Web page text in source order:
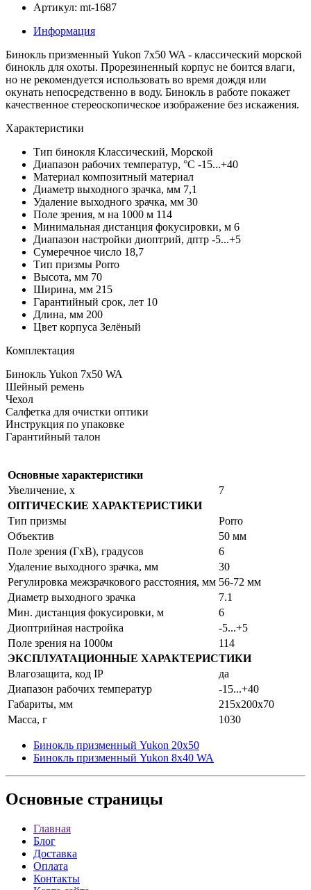
Артикул: mt-1687
Информация
Бинокль призменный Yukon 7x50 WA - классический морской
бинокль для охоты. Прорезиненный корпус не боится влаги,
но не рекомендуется использовать во время дождя или
окунать непосредственно в воду. Бинокль в работе покажет
качественное стереоскопическое изображение без искажения.
Характеристики
Тип бинокля Классический, Морской
Диапазон рабочих температур, °C -15...+40
Материал композитный материал
Диаметр выходного зрачка, мм 7,1
Удаление выходного зрачка, мм 30
Поле зрения, м на 1000 м 114
Минимальная дистанция фокусировки, м 6
Диапазон настройки диоптрий, дптр -5...+5
Сумеречное число 18,7
Тип призмы Porro
Высота, мм 70
Ширина, мм 215
Гарантийный срок, лет 10
Длина, мм 200
Цвет корпуса Зелёный
Комплектация
Бинокль Yukon 7x50 WA
Шейный ремень
Чехол
Салфетка для очистки оптики
Инструкция по упаковке
Гарантийный талон
Основные характеристики
Увеличение, x
7
ОПТИЧЕСКИЕ ХАРАКТЕРИСТИКИ
Тип призмы
Porro
Объектив
50 мм
Поле зрения (ГхВ), градусов
6
Удаление выходного зрачка, мм
30
Регулировка межзрачкового расстояния, мм 56-72 мм
Диаметр выходного зрачка
7.1
Мин. дистанция фокусировки, м
6
Диоптрийная настройка
-5...+5
Поле зрения на 1000м
114
ЭКСПЛУАТАЦИОННЫЕ ХАРАКТЕРИСТИКИ
Влагозащита, код IP
да
Диапазон рабочих температур
-15...+40
Габариты, мм
215x200x70
Масса, г
1030
Бинокль призменный Yukon 20х50
Бинокль призменный Yukon 8х40 WA
Основные страницы
Главная
Блог
Доставка
Оплата
Контакты